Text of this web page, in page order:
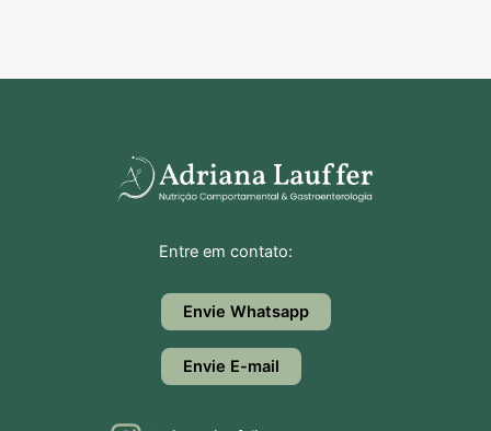
Entre em contato:
Envie Whatsapp
Envie E-mail